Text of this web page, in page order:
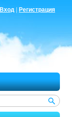
Вход Регистрация